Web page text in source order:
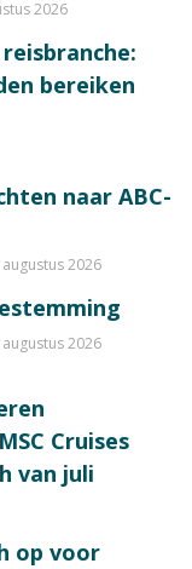
2026
bereiken
naar ABC-
augustus 2026
augustus 2026
Cruises
van juli
op voor